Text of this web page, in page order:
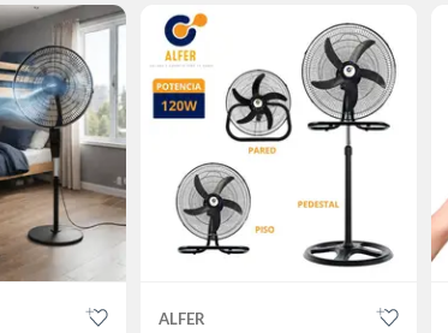
ALFER